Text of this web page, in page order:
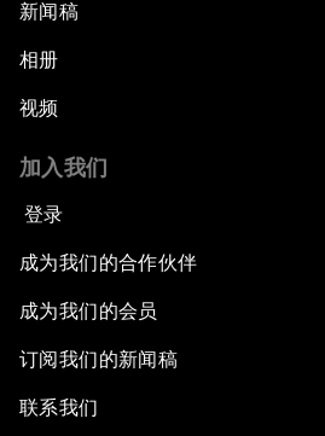
新闻稿
相册
视频
加入我们
登录
成为我们的合作伙伴
成为我们的会员
订阅我们的新闻稿
联系我们